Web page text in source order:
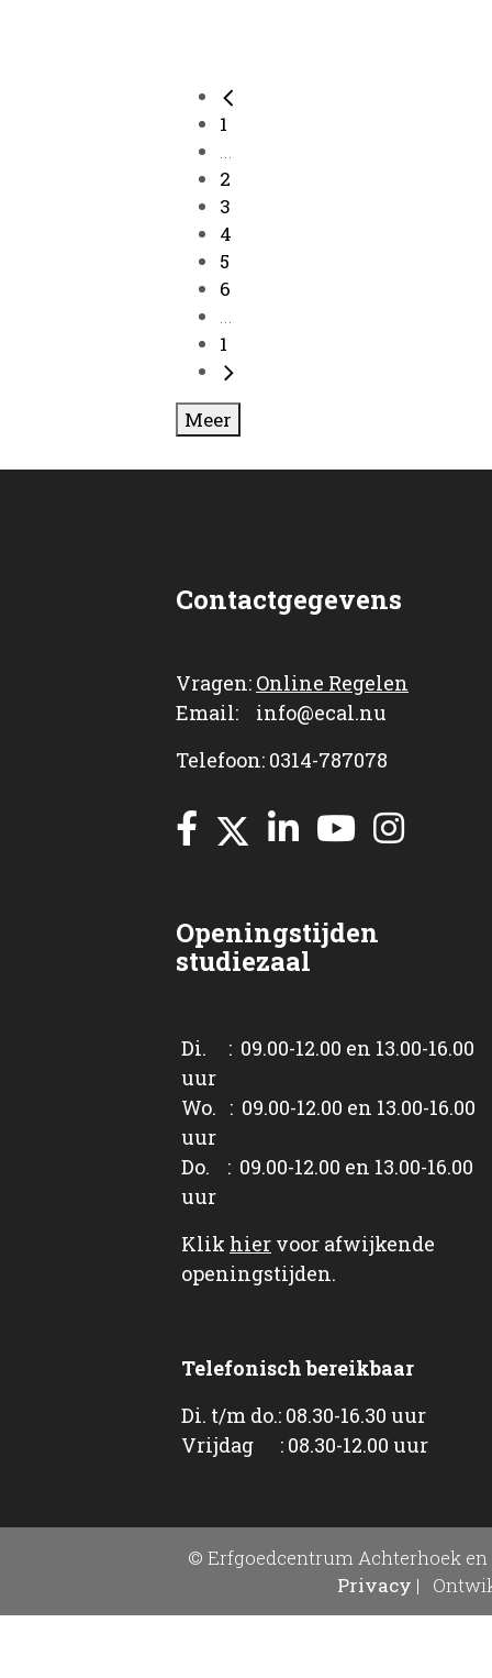
1
...
2
3
4
5
6
...
1
Meer
Contactgegevens
Vragen: Online Regelen
Email: info@ecal.nu
Telefoon: 0314-787078
Openingstijden
studiezaal
Di. : 09.00-12.00 en 13.00-16.00
uur
Wo. : 09.00-12.00 en 13.00-16.00
uur
Do. : 09.00-12.00 en 13.00-16.00
uur
Klik hier voor afwijkende
openingstijden.
Telefonisch bereikbaar
Di. t/m do.: 08.30-16.30 uur
Vrijdag : 08.30-12.00 uur
© Erfgoedcentrum Achterhoek en
Privacy |